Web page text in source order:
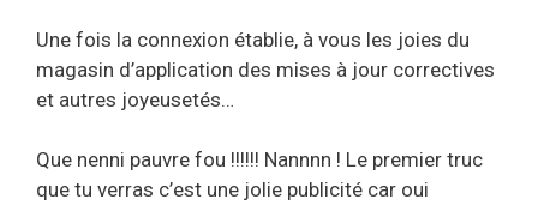
Une fois la connexion établie, à vous les joies du
magasin d’application des mises à jour correctives
et autres joyeusetés…
Que nenni pauvre fou !!!!!! Nannnn ! Le premier truc
que tu verras c’est une jolie publicité car oui